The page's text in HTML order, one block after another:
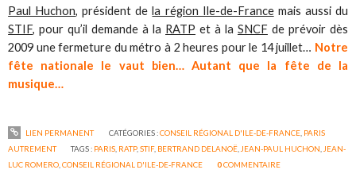
Paul Huchon, président dela région Ile-de-Francemais aussi du
STIF, pour qu’il demande à la RATP et à la SNCF de prévoir dès
2009 une fermeture du métro à 2 heures pour le 14 juillet… Notre
fête nationale le vaut bien… Autant que la fête de la
musique…
LIEN PERMANENT CATÉGORIES :CONSEIL RÉGIONAL D'ILE-DE-FRANCE, PARIS
AUTREMENT
TAGS : PARIS RATP,STIF, BERTRAND DELANOË JEAN-PAUL HUCHON JEAN-
LUC ROMERO ,CONSEIL RÉGIONAL D'ILE-DE-FRANCE 0COMMENTAIRE